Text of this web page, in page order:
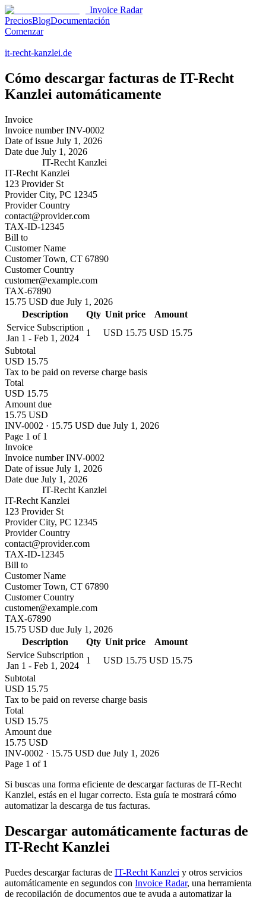
Invoice Radar
PreciosBlogDocumentación
Comenzar
it-recht-kanzlei.de
Cómo descargar facturas de IT-Recht
Kanzlei automáticamente
Invoice
Invoice numberINV-0002
Date of issue July 1, 2026
Date due July 1, 2026
IT-Recht Kanzlei
IT-Recht Kanzlei
123 Provider St
Provider City, PC 12345
Provider Country
contact@provider.com
TAX-ID-12345
Bill to
Customer Name
Customer Town, CT 67890
Customer Country
customer@example.com
TAX-67890
15.75 USD due July 1, 2026
Description
Qty Unit price
Amount
Service Subscription
Jan 1 - Feb 1, 2024
1 USD 15.75 USD 15.75
Subtotal
USD 15.75
Tax to be paid on reverse charge basis
Total
USD 15.75
Amount due
15.75 USD
INV-0002 · 15.75 USD due July 1, 2026
Page 1 of 1
Invoice
Invoice numberINV-0002
Date of issue July 1, 2026
Date due July 1, 2026
IT-Recht Kanzlei
IT-Recht Kanzlei
123 Provider St
Provider City, PC 12345
Provider Country
contact@provider.com
TAX-ID-12345
Bill to
Customer Name
Customer Town, CT 67890
Customer Country
customer@example.com
TAX-67890
15.75 USD due July 1, 2026
Description
Qty Unit price
Amount
Service Subscription
Jan 1 - Feb 1, 2024
1 USD 15.75 USD 15.75
Subtotal
USD 15.75
Tax to be paid on reverse charge basis
Total
USD 15.75
Amount due
15.75 USD
INV-0002 · 15.75 USD due July 1, 2026
Page 1 of 1
Si buscas una forma eficiente de descargar facturas de IT-Recht
Kanzlei, estás en el lugar correcto. Esta guía te mostrará cómo
automatizar la descarga de tus facturas.
Descargar automáticamente facturas de
IT-Recht Kanzlei
Puedes descargar facturas de IT-Recht Kanzlei y otros servicios
automáticamente en segundos con Invoice Radar, una herramienta
de recopilación de documentos que te ayuda a automatizar la